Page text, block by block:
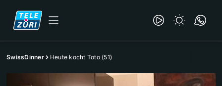
SwissDinner Heute kocht Toto (51)